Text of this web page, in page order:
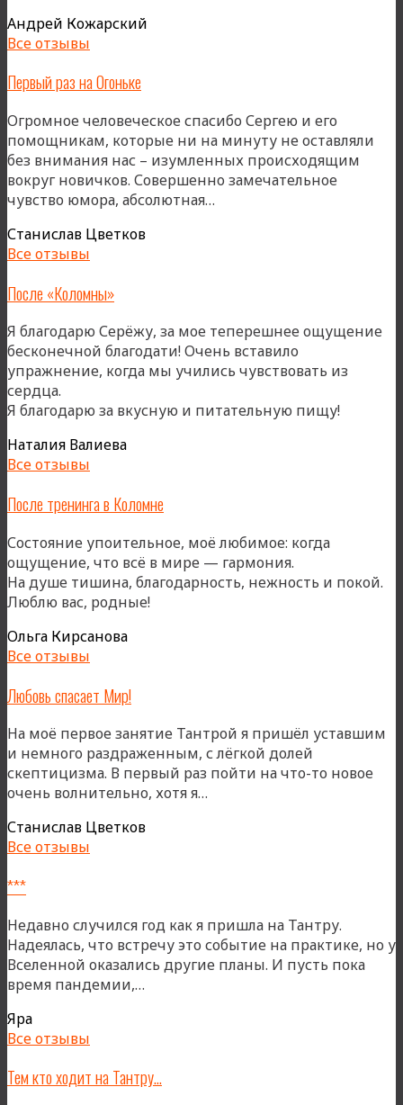
Андрей Кожарский
Все отзывы
Первый раз на Огоньке
Огромное человеческое спасибо Сергею и его
помощникам, которые ни на минуту не оставляли
без внимания нас – изумленных происходящим
вокруг новичков. Совершенно замечательное
чувство юмора, абсолютная…
Станислав Цветков
Все отзывы
После «Коломны»
Я благодарю Серёжу, за мое теперешнее ощущение
бесконечной благодати! Очень вставило
упражнение, когда мы учились чувствовать из
сердца.
Я благодарю за вкусную и питательную пищу!«После
Наталия Валиева
Все отзывы
После тренинга в Коломне
Состояние упоительное, моё любимое: когда
ощущение, что всё в мире — гармония.
На душе тишина, благодарность, нежность и покой.
Люблю вас, родные!
Ольга Кирсанова
Все отзывы
Любовь спасает Мир!
На моё первое занятие Тантрой я пришёл уставшим
и немного раздраженным, с лёгкой долей
скептицизма. В первый раз пойти на что-то новое
очень волнительно, хотя я…
Станислав Цветков
Все отзывы
***
Недавно случился год как я пришла на Тантру.
Надеялась, что встречу это событие на практике, но у
Вселенной оказались другие планы. И пусть пока
время пандемии,…
Яра
Все отзывы
Тем кто ходит на Тантру…